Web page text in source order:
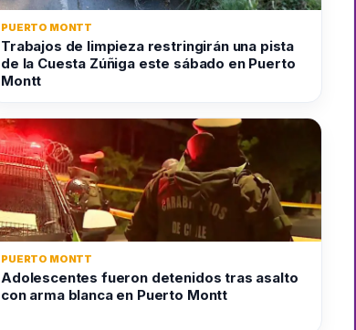
PUERTO MONTT
Trabajos de limpieza restringirán una pista
de la Cuesta Zúñiga este sábado en Puerto
Montt
PUERTO MONTT
Adolescentes fueron detenidos tras asalto
con arma blanca en Puerto Montt